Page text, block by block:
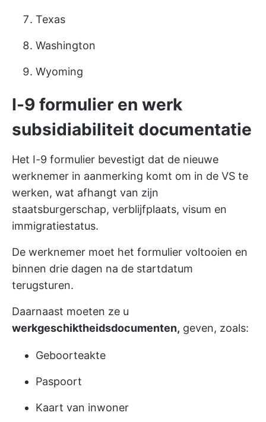
Texas
Washington
Wyoming
I-9 formulier en werk
subsidiabiliteit documentatie
Het I-9 formulier bevestigt dat de nieuwe
werknemer in aanmerking komt om in de VS te
werken, wat afhangt van zijn
staatsburgerschap, verblijfplaats, visum en
immigratiestatus.
De werknemer moet het formulier voltooien en
binnen drie dagen na de startdatum
terugsturen.
Daarnaast moeten ze u
werkgeschiktheidsdocumenten, geven, zoals:
Geboorteakte
Paspoort
Kaart van inwoner